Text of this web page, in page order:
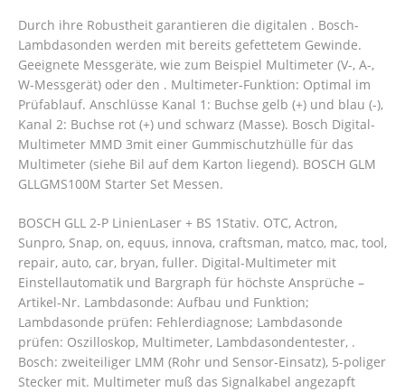
Durch ihre Robustheit garantieren die digitalen . Bosch-
Lambdasonden werden mit bereits gefettetem Gewinde.
Geeignete Messgeräte, wie zum Beispiel Multimeter (V-, A-,
W-Messgerät) oder den . Multimeter-Funktion: Optimal im
Prüfablauf. Anschlüsse Kanal 1: Buchse gelb (+) und blau (-),
Kanal 2: Buchse rot (+) und schwarz (Masse). Bosch Digital-
Multimeter MMD 3mit einer Gummischutzhülle für das
Multimeter (siehe Bil auf dem Karton liegend). BOSCH GLM
GLLGMS100M Starter Set Messen.
BOSCH GLL 2-P LinienLaser + BS 1Stativ. OTC, Actron,
Sunpro, Snap, on, equus, innova, craftsman, matco, mac, tool,
repair, auto, car, bryan, fuller. Digital-Multimeter mit
Einstellautomatik und Bargraph für höchste Ansprüche –
Artikel-Nr. Lambdasonde: Aufbau und Funktion;
Lambdasonde prüfen: Fehlerdiagnose; Lambdasonde
prüfen: Oszilloskop, Multimeter, Lambdasondentester, .
Bosch: zweiteiliger LMM (Rohr und Sensor-Einsatz), 5-poliger
Stecker mit. Multimeter muß das Signalkabel angezapft